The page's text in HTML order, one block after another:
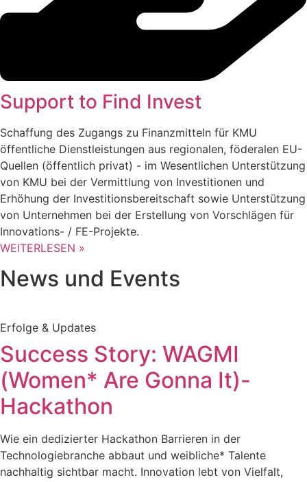
Support to Find Invest
Schaffung des Zugangs zu Finanzmitteln für KMU
öffentliche Dienstleistungen aus regionalen, föderalen EU-
Quellen (öffentlich privat) - im Wesentlichen Unterstützung
von KMU bei der Vermittlung von Investitionen und
Erhöhung der Investitionsbereitschaft sowie Unterstützung
von Unternehmen bei der Erstellung von Vorschlägen für
Innovations- / FE-Projekte.
WEITERLESEN »
News und Events
Erfolge & Updates
Success Story: WAGMI
(Women* Are Gonna It)-
Hackathon
Wie ein dedizierter Hackathon Barrieren in der
Technologiebranche abbaut und weibliche* Talente
nachhaltig sichtbar macht. Innovation lebt von Vielfalt,